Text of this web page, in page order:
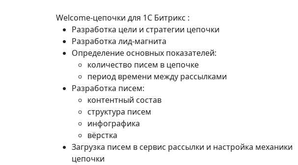
Welcome-цепочки для 1C Битрикс :
Разработка цели и стратегии цепочки
Разработка лид-магнита
Определение основных показателей:
количество писем в цепочке
период времени между рассылками
Разработка писем:
контентный состав
структура писем
инфографика
вёрстка
Загрузка писем в сервис рассылки и настройка механики
цепочки